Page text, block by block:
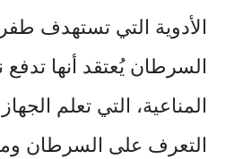
الأدوية التي تستهدف
السرطان يُعتقد أنها تدفع
المناعية، التي تعلم
التعرف على السرطان